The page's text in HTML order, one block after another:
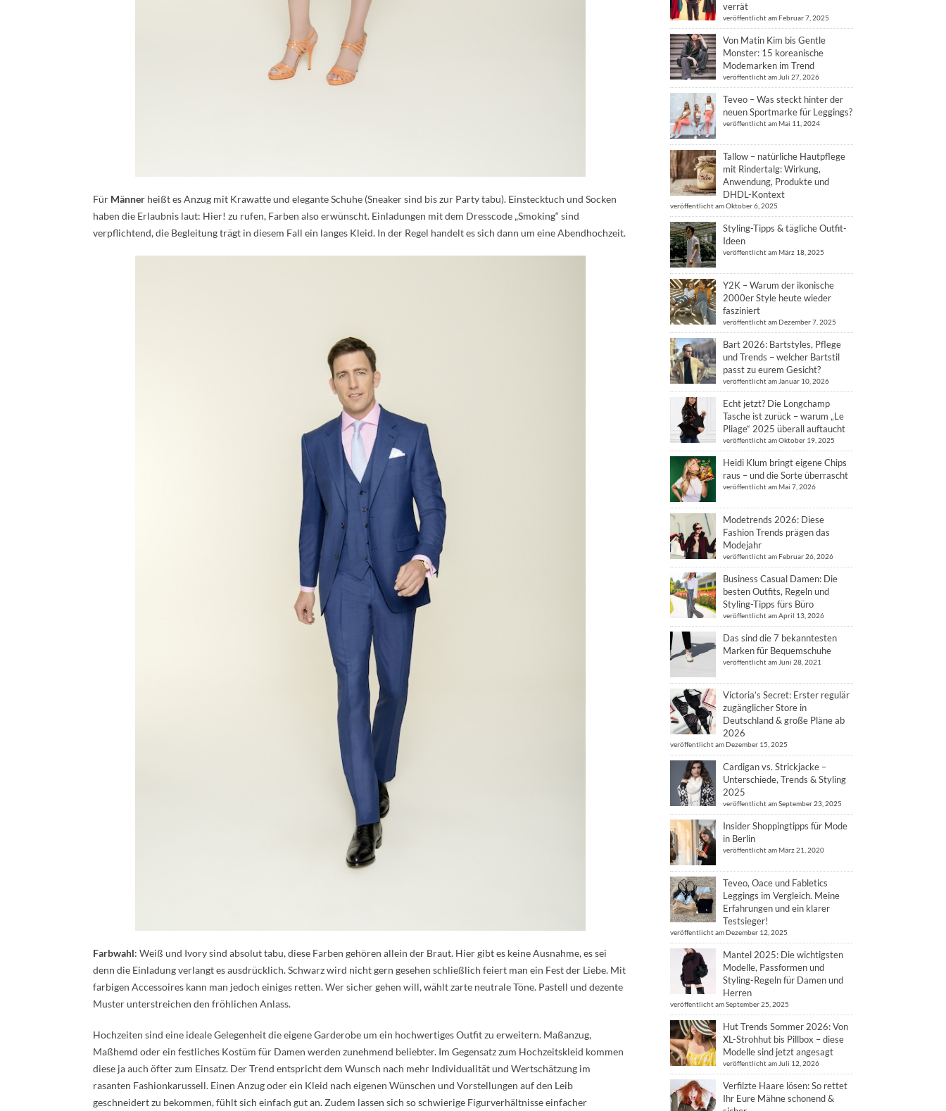
Für Männer heißt es Anzug mit Krawatte und elegante Schuhe (Sneaker sind bis zur Party tabu). Einstecktuch und Socken
haben die Erlaubnis laut: Hier! zu rufen, Farben also erwünscht. Einladungen mit dem Dresscode „Smoking“ sind
verpflichtend, die Begleitung trägt in diesem Fall ein langes Kleid. In der Regel handelt es sich dann um eine Abendhochzeit.
Farbwahl: Weiß und Ivory sind absolut tabu, diese Farben gehören allein der Braut. Hier gibt es keine Ausnahme, es sei
denn die Einladung verlangt es ausdrücklich. Schwarz wird nicht gern gesehen schließlich feiert man ein Fest der Liebe. Mit
farbigen Accessoires kann man jedoch einiges retten. Wer sicher gehen will, wählt zarte neutrale Töne. Pastell und dezente
Muster unterstreichen den fröhlichen Anlass.
Hochzeiten sind eine ideale Gelegenheit die eigene Garderobe um ein hochwertiges Outfit zu erweitern. Maßanzug,
Maßhemd oder ein festliches Kostüm für Damen werden zunehmend beliebter. Im Gegensatz zum Hochzeitskleid kommen
diese ja auch öfter zum Einsatz. Der Trend entspricht dem Wunsch nach mehr Individualität und Wertschätzung im
rasanten Fashionkarussell. Einen Anzug oder ein Kleid nach eigenen Wünschen und Vorstellungen auf den Leib
geschneidert zu bekommen, fühlt sich einfach gut an. Zudem lassen sich so schwierige Figurverhältnisse einfacher
verrät
veröffentlicht am Februar 7, 2025
Von Matin Kim bis Gentle
Monster: 15 koreanische
Modemarken im Trend
veröffentlicht am Juli 27, 2026
Teveo – Was steckt hinter der
neuen Sportmarke für Leggings?
veröffentlicht am Mai 11, 2024
Tallow – natürliche Hautpflege
mit Rindertalg: Wirkung,
Anwendung, Produkte und
DHDL-Kontext
veröffentlicht am Oktober 6, 2025
Styling-Tipps & tägliche Outfit-
Ideen
veröffentlicht am März 18, 2025
Y2K – Warum der ikonische
2000er Style heute wieder
fasziniert
veröffentlicht am Dezember 7, 2025
Bart 2026: Bartstyles, Pflege
und Trends – welcher Bartstil
passt zu eurem Gesicht?
veröffentlicht am Januar 10, 2026
Echt jetzt? Die Longchamp
Tasche ist zurück – warum „Le
Pliage“ 2025 überall auftaucht
veröffentlicht am Oktober 19, 2025
Heidi Klum bringt eigene Chips
raus – und die Sorte überrascht
veröffentlicht am Mai 7, 2026
Modetrends 2026: Diese
Fashion Trends prägen das
Modejahr
veröffentlicht am Februar 26, 2026
Business Casual Damen: Die
besten Outfits, Regeln und
Styling-Tipps fürs Büro
veröffentlicht am April 13, 2026
Das sind die 7 bekanntesten
Marken für Bequemschuhe
veröffentlicht am Juni 28, 2021
Victoria’s Secret: Erster regulär
zugänglicher Store in
Deutschland & große Pläne ab
2026
veröffentlicht am Dezember 15, 2025
Cardigan vs. Strickjacke –
Unterschiede, Trends & Styling
2025
veröffentlicht am September 23, 2025
Insider Shoppingtipps für Mode
in Berlin
veröffentlicht am März 21, 2020
Teveo, Oace und Fabletics
Leggings im Vergleich. Meine
Erfahrungen und ein klarer
Testsieger!
veröffentlicht am Dezember 12, 2025
Mantel 2025: Die wichtigsten
Modelle, Passformen und
Styling-Regeln für Damen und
Herren
veröffentlicht am September 25, 2025
Hut Trends Sommer 2026: Von
XL-Strohhut bis Pillbox – diese
Modelle sind jetzt angesagt
veröffentlicht am Juli 12, 2026
Verfilzte Haare lösen: So rettet
Ihr Eure Mähne schonend &